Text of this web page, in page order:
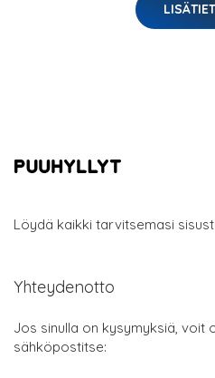
Löydä kaikki tarvitsemasi
Yhteydenotto
Jos sinulla on kysymyksiä, voit
sähköpostitse: